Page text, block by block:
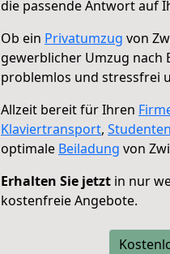
die passende Antwort auf
Ob ein Privatumzug von
gewerblicher Umzug nach
problemlos und stressfrei
Allzeit bereit für Ihren
Klaviertransport,
optimale Beiladung von
Erhalten Sie jetzt in nur
kostenfreie Angebote.